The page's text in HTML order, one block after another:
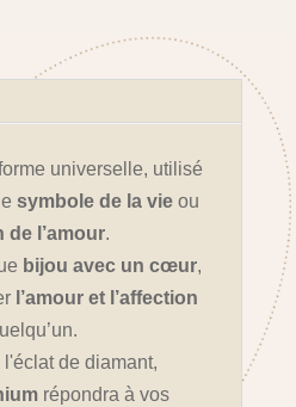
universelle, utilisé
symbole de la vieou
de l’amour.
bijou avec un cœur,
l’amour et l’affection
de diamant,
répondra à vos